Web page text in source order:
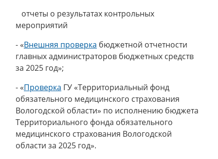
отчеты о результатах контрольных
мероприятий
- «Внешняя проверка бюджетной отчетности
главных администраторов бюджетных средств
за 2025 год»;
- «Проверка ГУ «Территориальный фонд
обязательного медицинского страхования
Вологодской области» по исполнению бюджета
Территориального фонда обязательного
медицинского страхования Вологодской
области за 2025 год».